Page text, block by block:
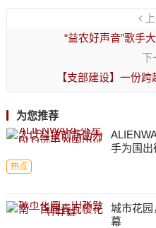
“益农好声音”歌手
下
【支部建设】一份
为您推荐
手为国出
热点
城市花
幕